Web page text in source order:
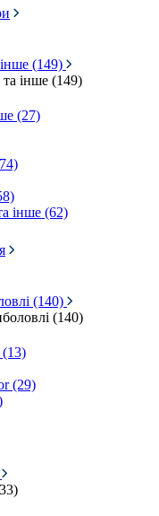
(149)
інше (149)
(27)
інше (62)
(140)
(140)
(13)
(29)